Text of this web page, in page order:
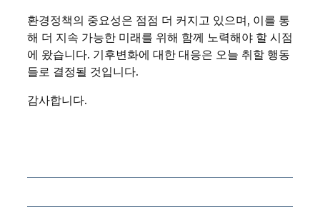
환경정책의 중요성은 점점 더 커지고 있으며, 이를 통
해 더 지속 가능한 미래를 위해 함께 노력해야 할 시점
에 왔습니다. 기후변화에 대한 대응은 오늘 취할 행동
들로 결정될 것입니다.
감사합니다.